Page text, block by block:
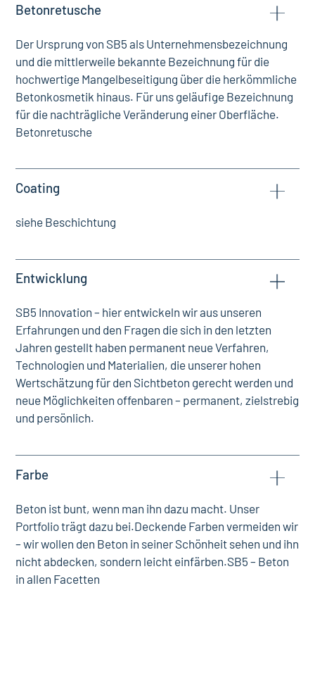
Betonretusche
Der Ursprung von SB5 als Unternehmensbezeichnung
und die mittlerweile bekannte Bezeichnung für die
hochwertige Mangelbeseitigung über die herkömmliche
Betonkosmetik hinaus. Für uns geläufige Bezeichnung
für die nachträgliche Veränderung einer Oberfläche.
Betonretusche
Coating
siehe Beschichtung
Entwicklung
SB5 Innovation – hier entwickeln wir aus unseren
Erfahrungen und den Fragen die sich in den letzten
Jahren gestellt haben permanent neue Verfahren,
Technologien und Materialien, die unserer hohen
Wertschätzung für den Sichtbeton gerecht werden und
neue Möglichkeiten offenbaren – permanent, zielstrebig
und persönlich.
Farbe
Beton ist bunt, wenn man ihn dazu macht. Unser
Portfolio trägt dazu bei.Deckende Farben vermeiden wir
– wir wollen den Beton in seiner Schönheit sehen und ihn
nicht abdecken, sondern leicht einfärben.SB5 – Beton
in allen Facetten